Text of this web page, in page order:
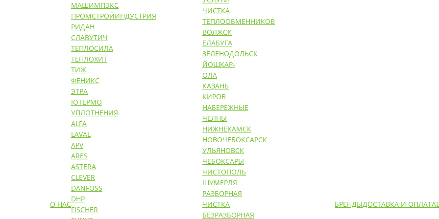
О НАС
МАШИМПЭКС
ПРОМСТРОЙИНДУСТРИЯ
РИДАН
СЛАВУТИЧ
ТЕПЛОСИЛА
ТЕПЛОХИТ
ТИЖ
ФЕНИКС
ЭТРА
ЮТЕРМО
УПЛОТНЕНИЯ
ALFA
LAVAL
APV
ARES
ASTERA
CLEVER
DANFOSS
DHP
FISCHER
ЧИСТКА
ТЕПЛООБМЕННИКОВ
ВОЛЖСК
ЕЛАБУГА
ЗЕЛЕНОДОЛЬСК
ЙОШКАР-
ОЛА
КАЗАНЬ
КИРОВ
НАБЕРЕЖНЫЕ
ЧЕЛНЫ
НИЖНЕКАМСК
НОВОЧЕБОКСАРСК
УЛЬЯНОВСК
ЧЕБОКСАРЫ
ЧИСТОПОЛЬ
ШУМЕРЛЯ
РАЗБОРНАЯ
ЧИСТКА
БЕЗРАЗБОРНАЯ
БРЕНДЫДОСТАВКА И ОПЛАТА